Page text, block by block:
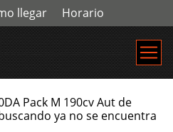
llegar Horario
Pack M 190cv Aut de
ya no se encuentra